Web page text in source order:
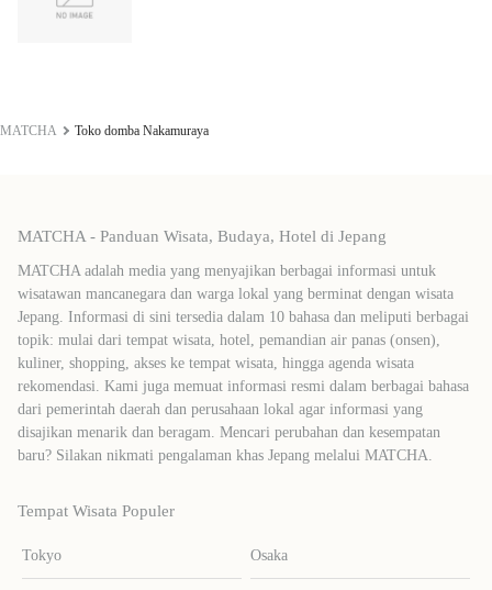
MATCHA Toko domba Nakamuraya
MATCHA - Panduan Wisata, Budaya, Hotel di Jepang
MATCHA adalah media yang menyajikan berbagai informasi untuk
wisatawan mancanegara dan warga lokal yang berminat dengan wisata
Jepang. Informasi di sini tersedia dalam 10 bahasa dan meliputi berbagai
topik: mulai dari tempat wisata, hotel, pemandian air panas (onsen),
kuliner, shopping, akses ke tempat wisata, hingga agenda wisata
rekomendasi. Kami juga memuat informasi resmi dalam berbagai bahasa
dari pemerintah daerah dan perusahaan lokal agar informasi yang
disajikan menarik dan beragam. Mencari perubahan dan kesempatan
baru? Silakan nikmati pengalaman khas Jepang melalui MATCHA.
Tempat Wisata Populer
Tokyo Osaka